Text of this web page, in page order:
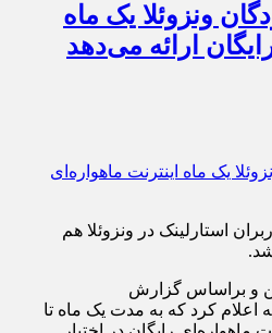
ونزوئلا یک ماه
ارائه می‌دهد
استارلینک در ونزوئلا هم
و براساس گزارش
اعلام کرد که به مدت یک ماه تا